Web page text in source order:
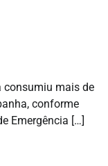
consumiu mais de
conforme
Emergência […]